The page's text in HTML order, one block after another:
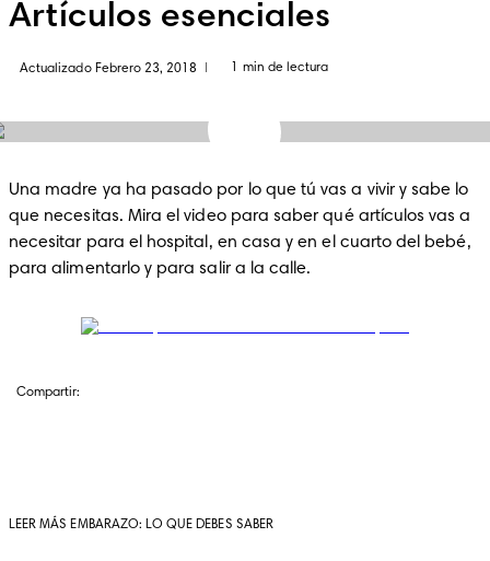
Artículos esenciales
Actualizado Febrero 23, 2018 1 min de lectura
Una madre ya ha pasado por lo que tú vas a vivir y sabe lo
que necesitas. Mira el video para saber qué artículos vas a
necesitar para el hospital, en casa y en el cuarto del bebé,
para alimentarlo y para salir a la calle.
Compartir:
LEER MÁS EMBARAZO: LO QUE DEBES SABER